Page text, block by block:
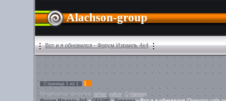
Alachson-group
Вот и я обновился - Форум Израиль 4х4
Страница 1 из 1
1
Модератор форума: rishon yakov Субароид